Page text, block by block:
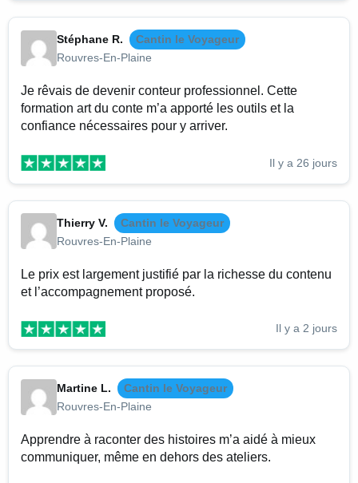
Stéphane R.
Cantin le Voyageur
Rouvres-En-Plaine
Je rêvais de devenir conteur professionnel. Cette
formation art du conte m’a apporté les outils et la
confiance nécessaires pour y arriver.
Il y a 26 jours
Thierry V.
Cantin le Voyageur
Rouvres-En-Plaine
Le prix est largement justifié par la richesse du contenu
et l’accompagnement proposé.
Il y a 2 jours
Martine L.
Cantin le Voyageur
Rouvres-En-Plaine
Apprendre à raconter des histoires m’a aidé à mieux
communiquer, même en dehors des ateliers.